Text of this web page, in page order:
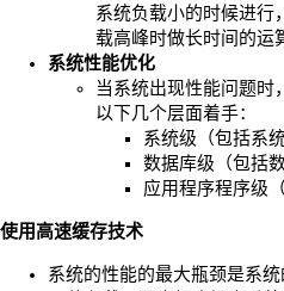
系统负载小的时候进行
载高峰时做长时间的运
系统性能优化
当系统出现性能问题时
以下几个层面着手：
系统级（包括系
数据库级（包括
应用程序程序级
使用高速缓存技术
系统的性能的最大瓶颈是系